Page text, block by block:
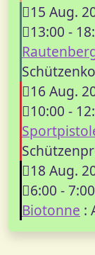
15 Aug.
13:00 -
16 Aug.
10:00 -
18 Aug.
6:00 -7:00
Biotonne :